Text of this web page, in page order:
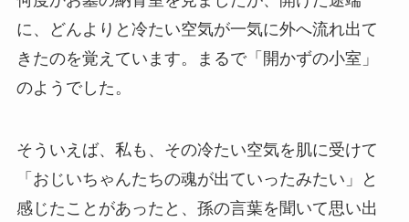
に、どんよりと冷たい空気が一気に外へ流れ出て
きたのを覚えています。まるで「開かずの小室」
のようでした。
そういえば、私も、その冷たい空気を肌に受けて
「おじいちゃんたちの魂が出ていったみたい」と
感じたことがあったと、孫の言葉を聞いて思い出